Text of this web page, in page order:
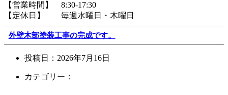
【営業時間】 8:30-17:30
【定休日】 毎週水曜日・木曜日
外壁木部塗装工事の完成です。
投稿日： 2026年7月16日
カテゴリー：